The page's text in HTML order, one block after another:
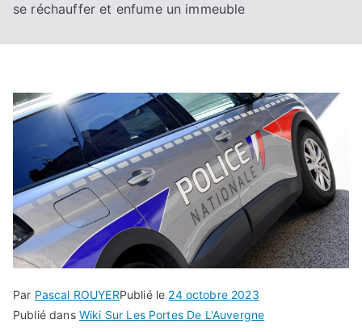
se réchauffer et enfume un immeuble
Par Pascal ROUYERPublié le 24 octobre 2023
Publié dans Wiki Sur Les Portes De L'Auvergne